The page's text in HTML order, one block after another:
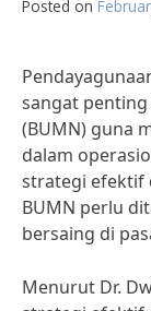
Posted on
sangat penting
(BUMN) guna
dalam
strategi efektif
BUMN perlu
bersaing di
Menurut Dr.